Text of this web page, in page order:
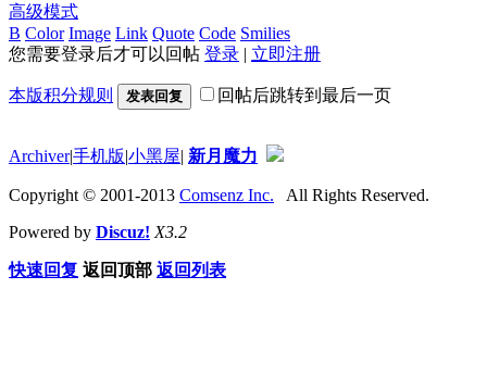
高级模式
B Color Image Link Quote Code Smilies
您需要登录后才可以回帖 登录 | 立即注册
本版积分规则 发表回复 回帖后跳转到最后一页
Archiver|手机版|小黑屋| 新月魔力
Copyright © 2001-2013 Comsenz Inc. All Rights Reserved.
Powered by Discuz! X3.2
快速回复 返回顶部 返回列表